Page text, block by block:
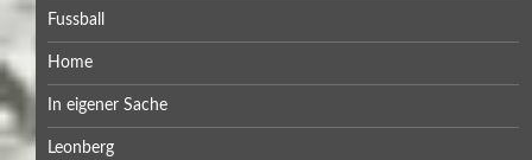
Fussball
Home
In eigener Sache
Leonberg